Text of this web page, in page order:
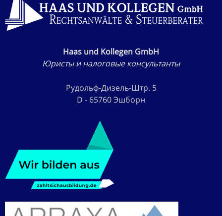
Haas und Kollegen GmbH
Юристы и налоговые консультанты
Рудольф-Дизель-Штр. 5
D - 65760 Эшборн